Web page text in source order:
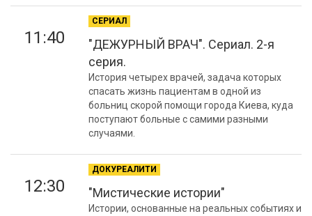
11:40
СЕРИАЛ
"ДЕЖУРНЫЙ ВРАЧ". Сериал. 2-я
серия.
История четырех врачей, задача которых
спасать жизнь пациентам в одной из
больниц скорой помощи города Киева, куда
поступают больные с самими разными
случаями.
12:30
ДОКУРЕАЛИТИ
"Мистические истории"
Истории, основанные на реальных событиях и